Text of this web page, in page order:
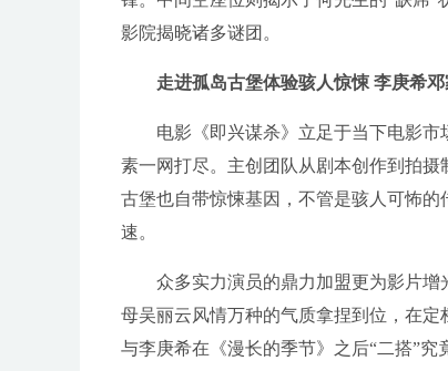
影院揭晓诸多谜团。
走进孤岛古堡体验骇人惊悚 李庚希
电影《即兴谋杀》立足于当下电影
素一网打尽。主创团队从剧本创作到拍摄
古堡也自带惊悚基因，不管是骇人可怖
速。
众多实力演员的鼎力加盟更为影片
母吴丽云风情万种的气质拿捏到位，在
与李庚希在《漫长的季节》之后“二搭”